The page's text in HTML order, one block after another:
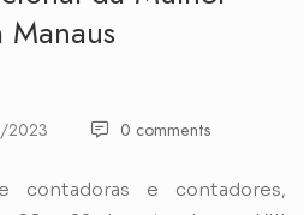
2023 0 comments
contadoras e contadores,